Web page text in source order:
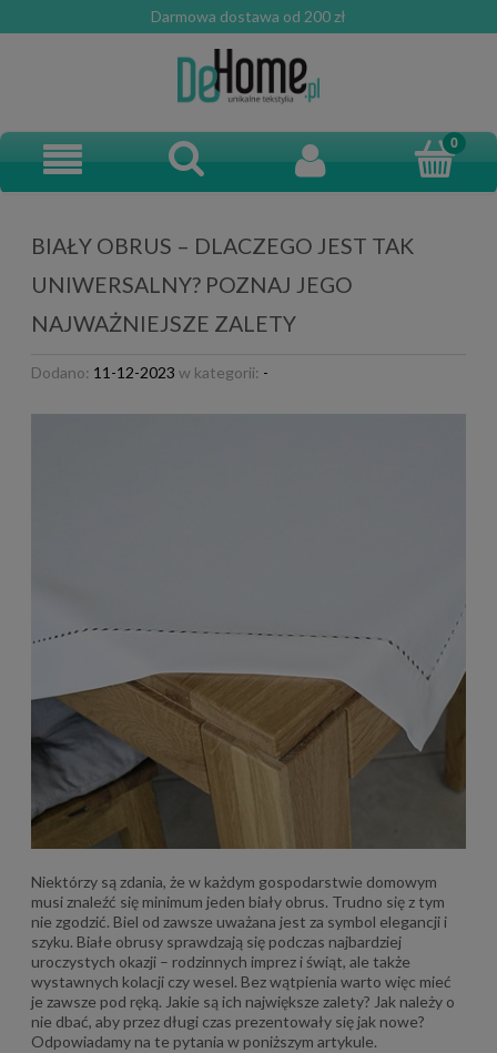
Darmowa dostawa od 200 zł
BIAŁY OBRUS – DLACZEGO JEST TAK
UNIWERSALNY? POZNAJ JEGO
NAJWAŻNIEJSZE ZALETY
Dodano: 11-12-2023 w kategorii: -
Niektórzy są zdania, że w każdym gospodarstwie domowym
musi znaleźć się minimum jeden biały obrus. Trudno się z tym
nie zgodzić. Biel od zawsze uważana jest za symbol elegancji i
szyku. Białe obrusy sprawdzają się podczas najbardziej
uroczystych okazji – rodzinnych imprez i świąt, ale także
wystawnych kolacji czy wesel. Bez wątpienia warto więc mieć
je zawsze pod ręką. Jakie są ich największe zalety? Jak należy o
nie dbać, aby przez długi czas prezentowały się jak nowe?
Odpowiadamy na te pytania w poniższym artykule.